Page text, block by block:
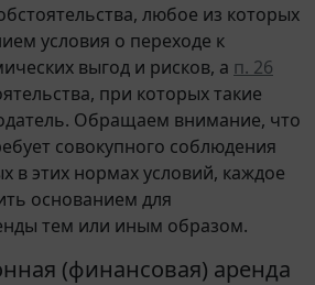
любое из которых
условия о переходе к
выгод и рисков, а п. 26
при которых такие
Обращаем внимание, что
совокупного соблюдения
в этих нормах условий, каждое
основанием для
тем или иным образом.
(финансовая) аренда